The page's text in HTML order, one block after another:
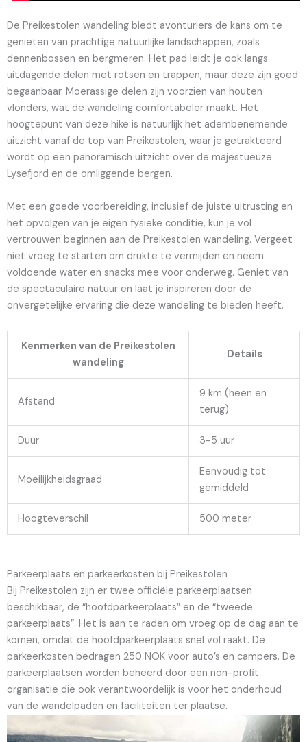
De Preikestolen wandeling biedt avonturiers de kans om te
genieten van prachtige natuurlijke landschappen, zoals
dennenbossen en bergmeren. Het pad leidt je ook langs
uitdagende delen met rotsen en trappen, maar deze zijn goed
begaanbaar. Moerassige delen zijn voorzien van houten
vlonders, wat de wandeling comfortabeler maakt. Het
hoogtepunt van deze hike is natuurlijk het adembenemende
uitzicht vanaf de top van Preikestolen, waar je getrakteerd
wordt op een panoramisch uitzicht over de majestueuze
Lysefjord en de omliggende bergen.
Met een goede voorbereiding, inclusief de juiste uitrusting en
het opvolgen van je eigen fysieke conditie, kun je vol
vertrouwen beginnen aan de Preikestolen wandeling. Vergeet
niet vroeg te starten om drukte te vermijden en neem
voldoende water en snacks mee voor onderweg. Geniet van
de spectaculaire natuur en laat je inspireren door de
onvergetelijke ervaring die deze wandeling te bieden heeft.
Kenmerken van de Preikestolen
wandeling
Details
Afstand
9 km (heen en
terug)
Duur 3-5 uur
Moeilijkheidsgraad
Eenvoudig tot
gemiddeld
Hoogteverschil 500 meter
Parkeerplaats en parkeerkosten bij Preikestolen
Bij Preikestolen zijn er twee officiële parkeerplaatsen
beschikbaar, de “hoofdparkeerplaats” en de “tweede
parkeerplaats”. Het is aan te raden om vroeg op de dag aan te
komen, omdat de hoofdparkeerplaats snel vol raakt. De
parkeerkosten bedragen 250 NOK voor auto’s en campers. De
parkeerplaatsen worden beheerd door een non-profit
organisatie die ook verantwoordelijk is voor het onderhoud
van de wandelpaden en faciliteiten ter plaatse.